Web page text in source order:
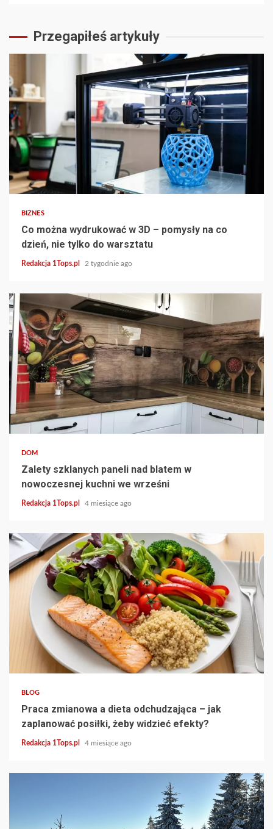
Przegapiłeś artykuły
2 min read
BIZNES
Co można wydrukować w 3D – pomysły na co
dzień, nie tylko do warsztatu
Redakcja 1Tops.pl 2 tygodnie ago
3 min read
DOM
Zalety szklanych paneli nad blatem w
nowoczesnej kuchni we wrześni
Redakcja 1Tops.pl 4 miesiące ago
3 min read
BLOG
Praca zmianowa a dieta odchudzająca – jak
zaplanować posiłki, żeby widzieć efekty?
Redakcja 1Tops.pl 4 miesiące ago